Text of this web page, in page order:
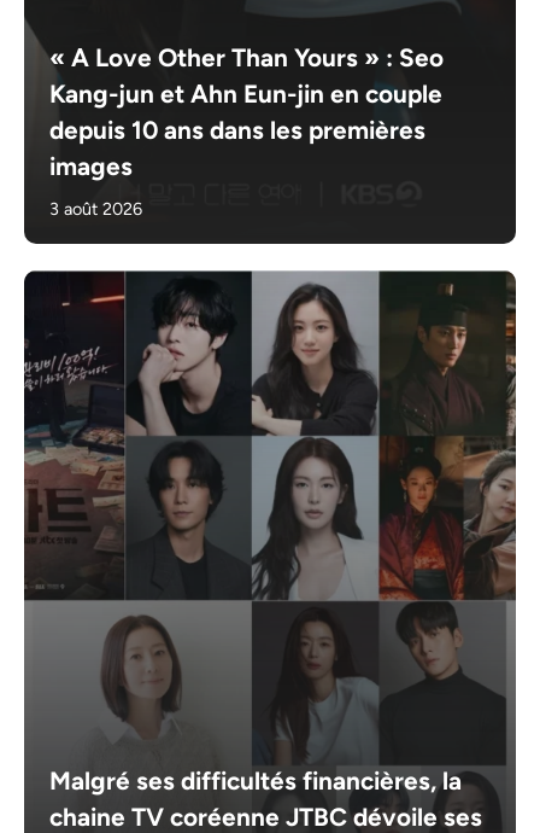
« A Love Other Than Yours » : Seo
Kang-jun et Ahn Eun-jin en couple
depuis 10 ans dans les premières
images
3 août 2026
Malgré ses difficultés financières, la
chaine TV coréenne JTBC dévoile ses